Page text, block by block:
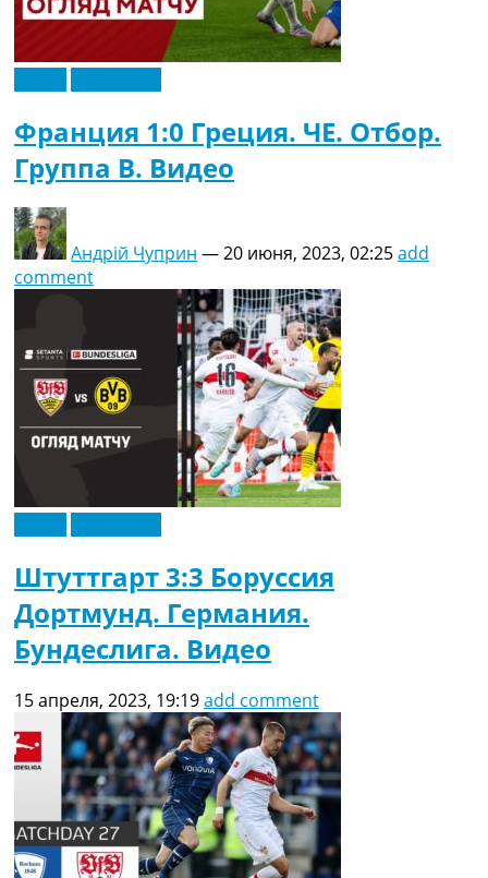
Франция 1:0 Греция. ЧЕ. Отбор.
Группа B. Видео
Андрій Чуприн —20 июня, 2023, 02:25add
comment
Штуттгарт 3:3 Боруссия
Дортмунд. Германия.
Бундеслига. Видео
15 апреля, 2023, 19:19add comment